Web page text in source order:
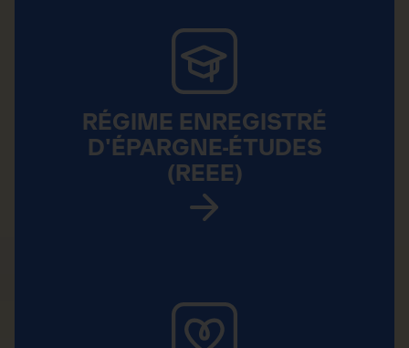
RÉGIME ENREGISTRÉ
D'ÉPARGNE-ÉTUDES
(REEE)